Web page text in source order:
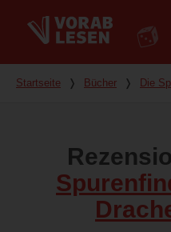
Du bist hier
Startseite ❭ Bücher ❭ Die